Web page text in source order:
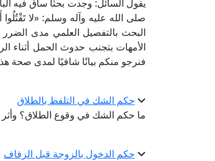
يقول السائل: وجدت بحثًا ساق فيه
صلى الله عليه وآله وسلم: «لا
البحث بالتفصيل العلمي مدى
الأمهات بتجنب حدوث الحمل أثناء
فنرجو منكم بيانًا شافيًا لمدى صحة
حكم الشك في التلفظ بالطلاق
ما حكم الشك في وقوع الطلاق؟
حكم الدخول بالزوجة قبل الزفاف